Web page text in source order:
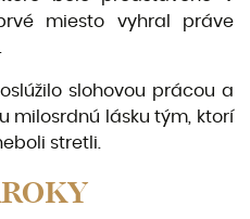
miesto vyhral práve
slohovou prácou a
milosrdnú lásku tým, ktorí
stretli.